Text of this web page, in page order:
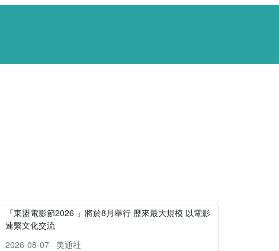
「東盟電影節2026 」將於8月舉行 歷來最大規模 以電影
連繫文化交流
2026-08-07
美通社